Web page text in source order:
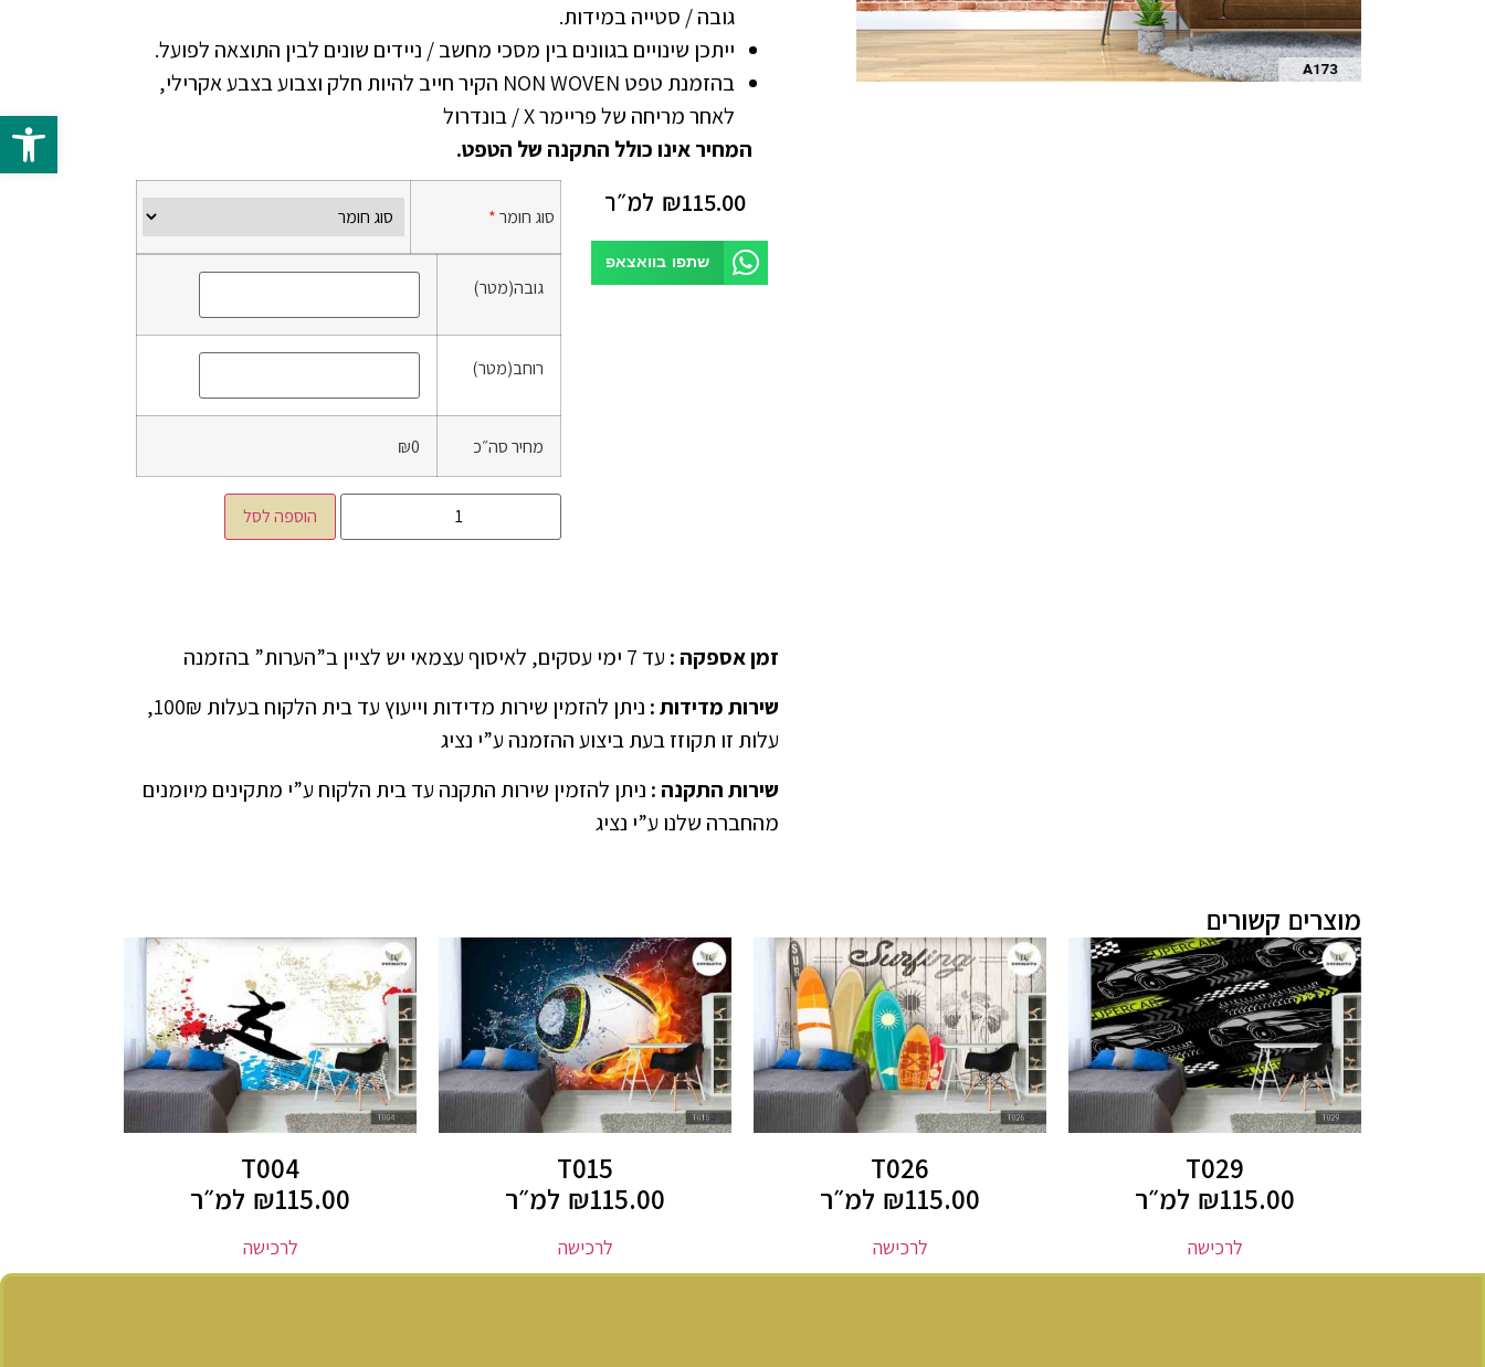
גובה / סטייה במידות.
ייתכן שינויים בגוונים בין מסכי מחשב / ניידים שונים לבין התוצאה לפועל.
בהזמנת טפט NON WOVEN הקיר חייב להיות חלק וצבוע בצבע אקרילי,
לאחר מריחה של פריימר X / בונדרול
המחיר אינו כולל התקנה של הטפט.
₪115.00 למ״ר
שתפו בוואצאפ
סוג חומר*
גובה(מטר)
רוחב(מטר)
מחיר סה״כ ₪0
הוספה לסל
זמן אספקה : עד 7 ימי עסקים, לאיסוף עצמאי יש לציין ב”הערות” בהזמנה
שירות מדידות:
ניתן להזמין שירות מדידות וייעוץ עד בית הלקוח בעלות 100₪,
עלות זו תקוזז בעת ביצוע ההזמנה ע”י נציג
שירות התקנה : ניתן להזמין שירות התקנה עד בית הלקוח ע”י מתקינים מיומנים
מהחברה שלנו ע”י נציג
מוצרים קשורים
T029
₪115.00 למ״ר
לרכישה
T026
₪115.00 למ״ר
לרכישה
T015
₪115.00 למ״ר
לרכישה
T004
₪115.00 למ״ר
לרכישה